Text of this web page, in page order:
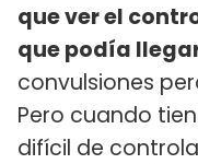
que ver el
que podía
convulsiones
Pero cuando
difícil de